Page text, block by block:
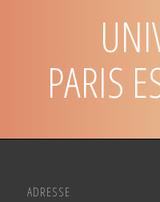
PARIS
ADRESSE